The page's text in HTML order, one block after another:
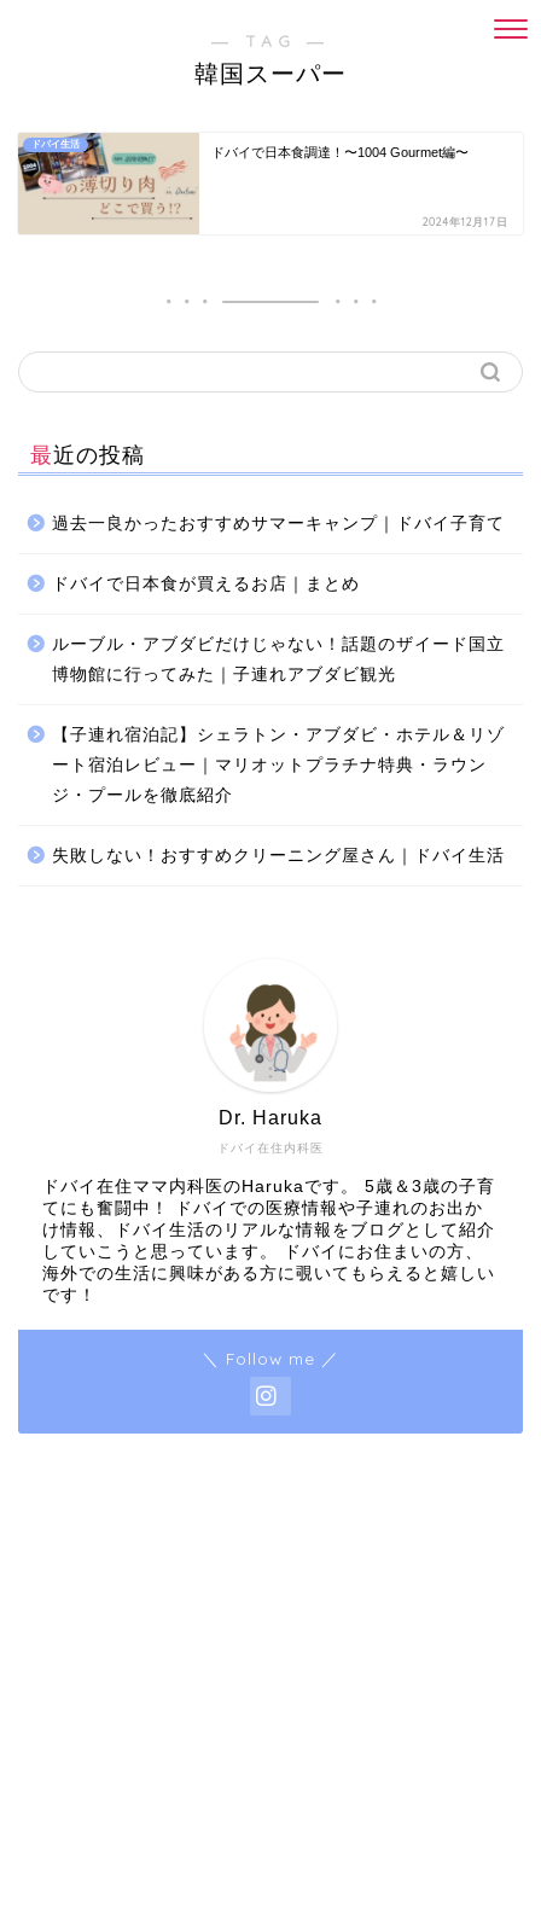
― TAG ―
韓国スーパー
ドバイ生活
ドバイで日本食調達！〜1004 Gourmet編〜
2024年12月17日
最近の投稿
過去一良かったおすすめサマーキャンプ｜ドバイ子育て
ドバイで日本食が買えるお店｜まとめ
ルーブル・アブダビだけじゃない！話題のザイード国立
博物館に行ってみた｜子連れアブダビ観光
【子連れ宿泊記】シェラトン・アブダビ・ホテル＆リゾ
ート宿泊レビュー｜マリオットプラチナ特典・ラウン
ジ・プールを徹底紹介
失敗しない！おすすめクリーニング屋さん｜ドバイ生活
ドバイ在住内科医
Dr. Haruka
ドバイ在住ママ内科医のHarukaです。 5歳＆3歳の子育
てにも奮闘中！ ドバイでの医療情報や子連れのお出か
け情報、ドバイ生活のリアルな情報をブログとして紹介
していこうと思っています。 ドバイにお住まいの方、
海外での生活に興味がある方に覗いてもらえると嬉しい
です！
＼ Follow me ／